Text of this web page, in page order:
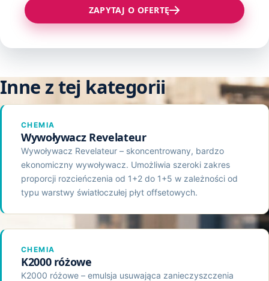
Proszki do Napylania Druku
Klej T2
Klej Elaster
Klej Montażowy
Klej CR
Zszywacze, Zszywki
ZAPYTAJ O OFERTĘ
Inne z tej kategorii
CHEMIA
Wywoływacz Revelateur
Wywoływacz Revelateur – skoncentrowany, bardzo
ekonomiczny wywoływacz. Umożliwia szeroki zakres
proporcji rozcieńczenia od 1+2 do 1+5 w zależności od
typu warstwy światłoczułej płyt offsetowych.
CHEMIA
K2000 różowe
K2000 różowe – emulsja usuwająca zanieczyszczenia